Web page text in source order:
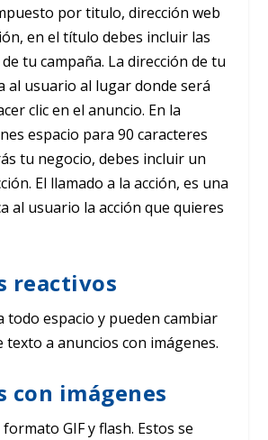
por titulo, dirección web
en el título debes incluir las
tu campaña. La dirección de tu
al usuario al lugar donde será
clic en el anuncio. En la
espacio para 90 caracteres
tu negocio, debes incluir un
El llamado a la acción, es una
al usuario la acción que quieres
reactivos
todo espacio y pueden cambiar
texto a anuncios con imágenes.
con imágenes
GIF y flash. Estos se